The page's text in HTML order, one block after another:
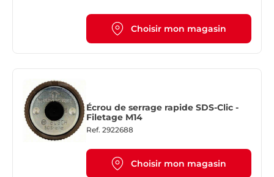
Choisir mon magasin
Écrou de serrage rapide SDS-Clic -
Filetage M14
Ref. 2922688
Choisir mon magasin